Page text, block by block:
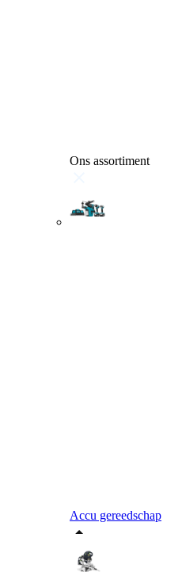
Ons assortiment
Accu gereedschap